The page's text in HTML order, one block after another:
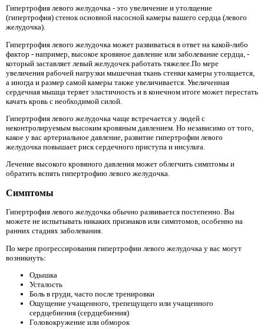
Гипертрофия левого желудочка - это увеличение и утолщение
(гипертрофия) стенок основной насосной камеры вашего сердца (левого
желудочка).
Гипертрофия левого желудочка может развиваться в ответ на какой-либо
фактор - например, высокое кровяное давление или заболевание сердца, -
который заставляет левый желудочек работать тяжелее.По мере
увеличения рабочей нагрузки мышечная ткань стенки камеры утолщается,
а иногда и размер самой камеры также увеличивается. Увеличенная
сердечная мышца теряет эластичность и в конечном итоге может перестать
качать кровь с необходимой силой.
Гипертрофия левого желудочка чаще встречается у людей с
неконтролируемым высоким кровяным давлением. Но независимо от того,
какое у вас артериальное давление, развитие гипертрофии левого
желудочка повышает риск сердечного приступа и инсульта.
Лечение высокого кровяного давления может облегчить симптомы и
обратить вспять гипертрофию левого желудочка.
Симптомы
Гипертрофия левого желудочка обычно развивается постепенно. Вы
можете не испытывать никаких признаков или симптомов, особенно на
ранних стадиях заболевания.
По мере прогрессирования гипертрофии левого желудочка у вас могут
возникнуть:
Одышка
Усталость
Боль в груди, часто после тренировки
Ощущение учащенного, трепещущего или учащенного
сердцебиения (сердцебиения)
Головокружение или обморок